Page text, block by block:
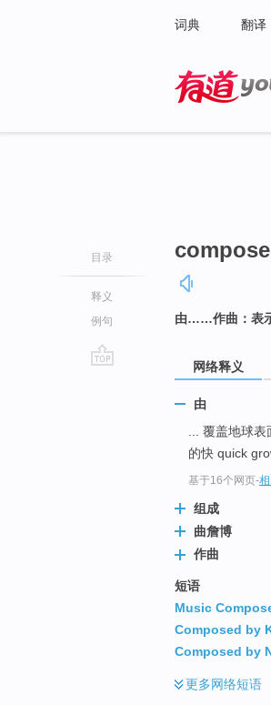
词典 翻译
目录
释义
例句
由……作曲：表
网络释义
由
... 覆盖地球
的快 quick
基于16个网页-
组成
曲詹博
作曲
短语
Music
Composed by
Composed by
更多网络短语